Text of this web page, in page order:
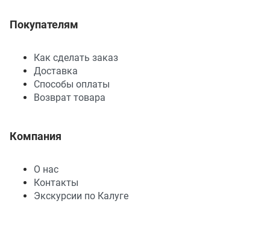
Покупателям
Как сделать заказ
Доставка
Способы оплаты
Возврат товара
Компания
О нас
Контакты
Экскурсии по Калуге